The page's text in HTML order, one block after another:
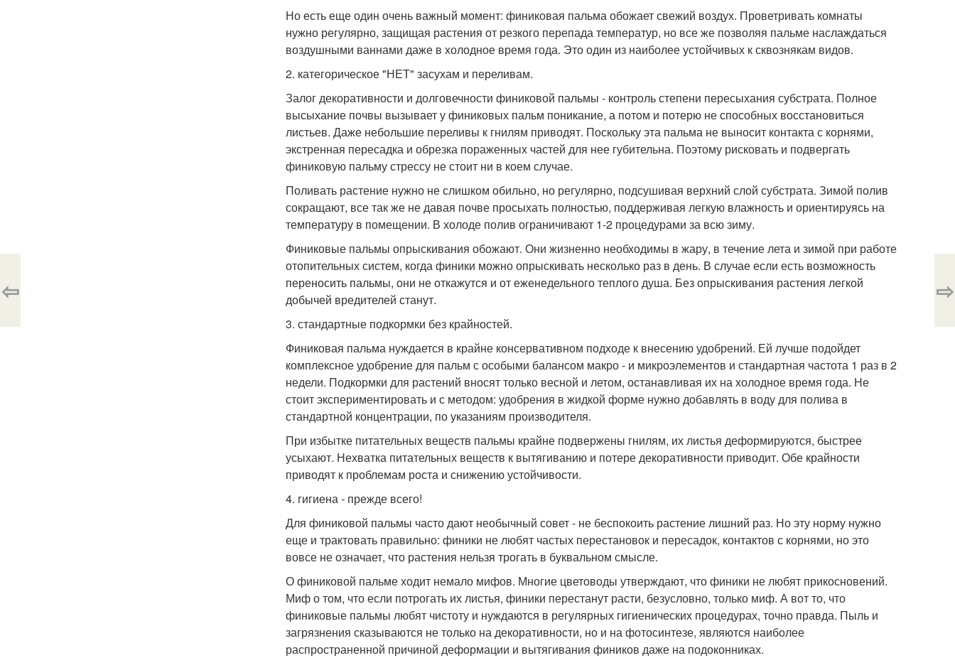
Но есть еще один очень важный момент: финиковая пальма обожает свежий воздух. Проветривать комнаты
нужно регулярно, защищая растения от резкого перепада температур, но все же позволяя пальме наслаждаться
воздушными ваннами даже в холодное время года. Это один из наиболее устойчивых к сквознякам видов.
2. категорическое "НЕТ" засухам и переливам.
Залог декоративности и долговечности финиковой пальмы - контроль степени пересыхания субстрата. Полное
высыхание почвы вызывает у финиковых пальм поникание, а потом и потерю не способных восстановиться
листьев. Даже небольшие переливы к гнилям приводят. Поскольку эта пальма не выносит контакта с корнями,
экстренная пересадка и обрезка пораженных частей для нее губительна. Поэтому рисковать и подвергать
финиковую пальму стрессу не стоит ни в коем случае.
Поливать растение нужно не слишком обильно, но регулярно, подсушивая верхний слой субстрата. Зимой полив
сокращают, все так же не давая почве просыхать полностью, поддерживая легкую влажность и ориентируясь на
температуру в помещении. В холоде полив ограничивают 1-2 процедурами за всю зиму.
Финиковые пальмы опрыскивания обожают. Они жизненно необходимы в жару, в течение лета и зимой при работе
отопительных систем, когда финики можно опрыскивать несколько раз в день. В случае если есть возможность
переносить пальмы, они не откажутся и от еженедельного теплого душа. Без опрыскивания растения легкой
добычей вредителей станут.
3. стандартные подкормки без крайностей.
Финиковая пальма нуждается в крайне консервативном подходе к внесению удобрений. Ей лучше подойдет
комплексное удобрение для пальм с особыми балансом макро - и микроэлементов и стандартная частота 1 раз в 2
недели. Подкормки для растений вносят только весной и летом, останавливая их на холодное время года. Не
стоит экспериментировать и с методом: удобрения в жидкой форме нужно добавлять в воду для полива в
стандартной концентрации, по указаниям производителя.
При избытке питательных веществ пальмы крайне подвержены гнилям, их листья деформируются, быстрее
усыхают. Нехватка питательных веществ к вытягиванию и потере декоративности приводит. Обе крайности
приводят к проблемам роста и снижению устойчивости.
4. гигиена - прежде всего!
Для финиковой пальмы часто дают необычный совет - не беспокоить растение лишний раз. Но эту норму нужно
еще и трактовать правильно: финики не любят частых перестановок и пересадок, контактов с корнями, но это
вовсе не означает, что растения нельзя трогать в буквальном смысле.
О финиковой пальме ходит немало мифов. Многие цветоводы утверждают, что финики не любят прикосновений.
Миф о том, что если потрогать их листья, финики перестанут расти, безусловно, только миф. А вот то, что
финиковые пальмы любят чистоту и нуждаются в регулярных гигиенических процедурах, точно правда. Пыль и
загрязнения сказываются не только на декоративности, но и на фотосинтезе, являются наиболее
распространенной причиной деформации и вытягивания фиников даже на подоконниках.
⇦ ⇨